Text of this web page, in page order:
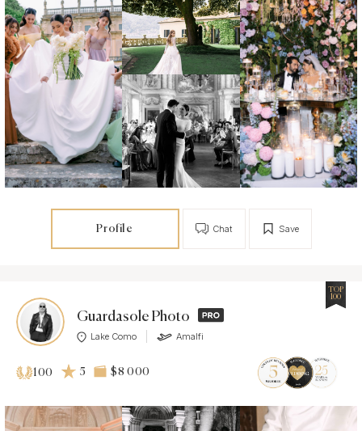
Profile Save
Chat
Guardasole Photo
Lake Como Amalfi
TOP
100
100 5 $8 000